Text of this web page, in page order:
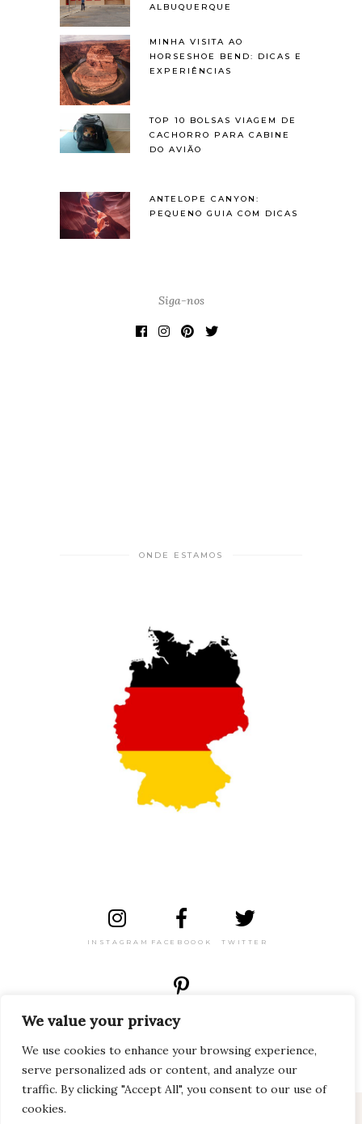
We value your privacy
We use cookies to enhance your browsing experience,
serve personalized ads or content, and analyze our
traffic. By clicking "Accept All", you consent to our use of
cookies.
ALBUQUERQUE
MINHA VISITA AO
HORSESHOE BEND: DICAS E
EXPERIÊNCIAS
TOP 10 BOLSAS VIAGEM DE
CACHORRO PARA CABINE
DO AVIÃO
ANTELOPE CANYON:
PEQUENO GUIA COM DICAS
Siga-nos
ONDE ESTAMOS
INSTAGRAM FACEBOOOK TWITTER